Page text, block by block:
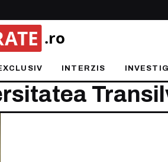
INTERZIS